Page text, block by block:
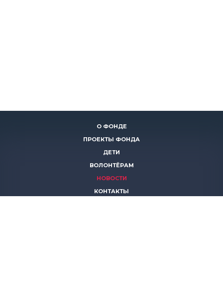
О ФОНДЕ
ПРОЕКТЫ ФОНДА
ДЕТИ
ВОЛОНТЁРАМ
НОВОСТИ
КОНТАКТЫ